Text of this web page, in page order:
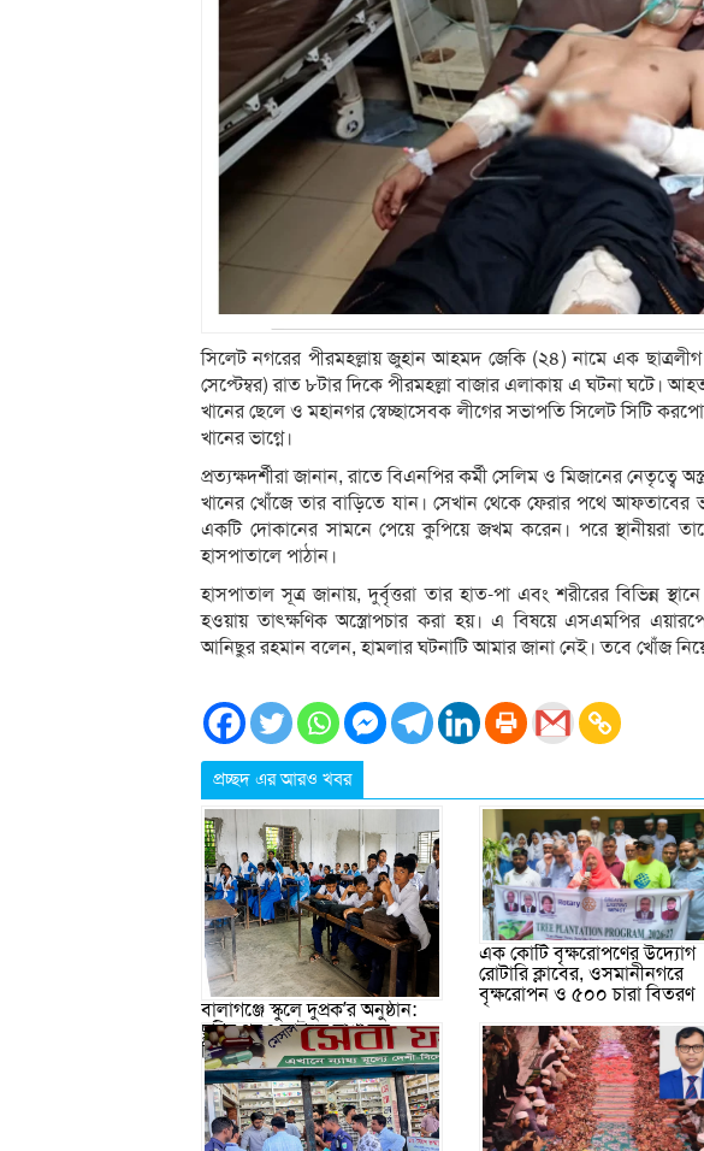
সিলেট নগরের পীরমহল্লায় জুহান আহমদ জেকি (২৪) নামে এক ছাত্রলীগ
সেপ্টেম্বর) রাত ৮টার দিকে পীরমহল্লা বাজার এলাকায় এ ঘটনা ঘটে।
খানের ছেলে ও মহানগর স্বেচ্ছাসেবক লীগের সভাপতি সিলেট সিটি
খানের ভাগ্নে।
প্রত্যক্ষদর্শীরা জানান, রাতে বিএনপির কর্মী সেলিম ও মিজানের নেতৃত্বে
খানের খোঁজে তার বাড়িতে যান। সেখান থেকে ফেরার পথে আফতাবের
একটি দোকানের সামনে পেয়ে কুপিয়ে জখম করেন। পরে স্থানীয়রা
হাসপাতালে পাঠান।
হাসপাতাল সূত্র জানায়, দুর্বৃত্তরা তার হাত-পা এবং শরীরের বিভিন্ন
হওয়ায় তাৎক্ষণিক অস্ত্রোপচার করা হয়। এ বিষয়ে এসএমপির
আনিছুর রহমান বলেন, হামলার ঘটনাটি আমার জানা নেই। তবে খোঁজ
প্রচ্ছদ এর আরও খবর
বালাগঞ্জে স্কুলে দুপ্রক’র অনুষ্ঠান:
ছুটির পরও আটকে রাখা হল
শিক্ষার্থীদের
এক কোটি বৃক্ষরোপণের উদ্যোগ
রোটারি ক্লাবের, ওসমানীনগরে
বৃক্ষরোপন ও ৫০০ চারা বিতরণ